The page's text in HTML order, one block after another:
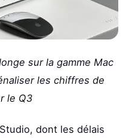
sur la gamme Mac
les chiffres de
le Q3
dont les délais